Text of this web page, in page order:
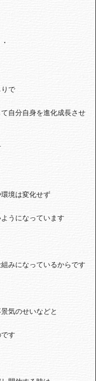
で
自分自身を進化成長させ
境は変化せず
うになっています
みになっているからです
気のせいなどと
す